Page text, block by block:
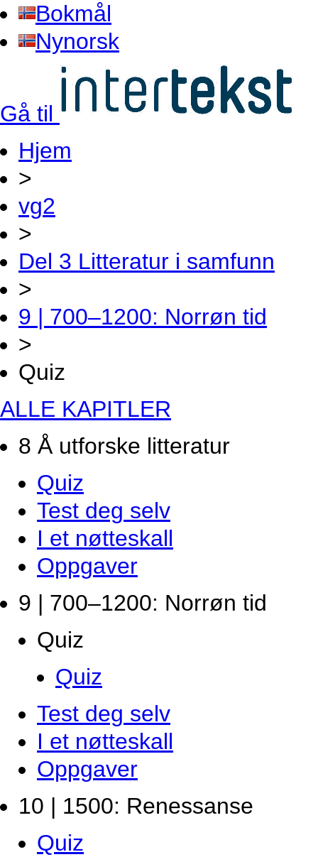
Bokmål
Nynorsk
Gå til
Hjem
>
vg2
>
Del 3 Litteratur i samfunn
>
9 | 700–1200: Norrøn tid
>
Quiz
ALLE KAPITLER
8 Å utforske litteratur
Quiz
Test deg selv
I et nøtteskall
Oppgaver
9 | 700–1200: Norrøn tid
Quiz
Quiz
Test deg selv
I et nøtteskall
Oppgaver
10 | 1500: Renessanse
Quiz